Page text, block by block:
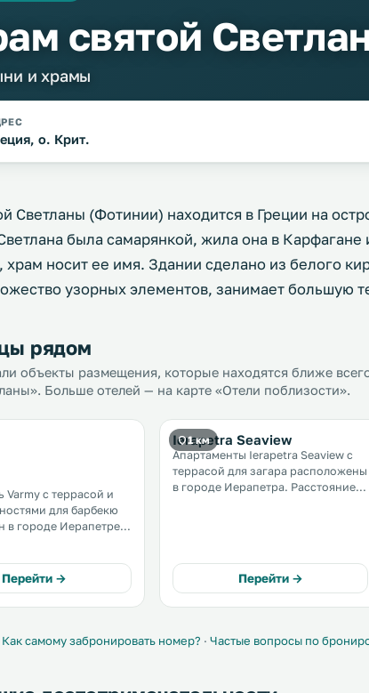
святой
и храмы
о. Крит.
Светланы (Фотинии) находится в Греции на
была самарянкой, жила она в Карфагане
храм носит ее имя. Здании сделано из белого
узорных элементов, занимает большую
рядом
объекты размещения, которые находятся ближе
Больше отелей — на карте «Отели поблизости».
Varmy с террасой и
для барбекю
в городе Иерапетре
гостей
Wi-Fi на всей
.
Перейти →
1 км
Ierapetra Seaview
Апартаменты Ierapetra Seaview с
террасой для загара расположены
в городе Иерапетра. Расстояние
бесплатный Wi-Fi. .
Перейти →
Как самому забронировать номер? · Частые вопросы по